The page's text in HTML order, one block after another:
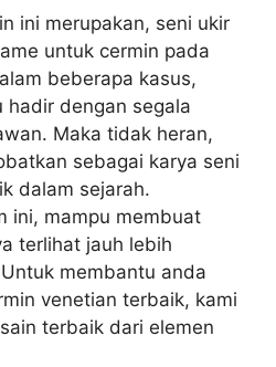
ini merupakan, seni ukir
untuk cermin pada
beberapa kasus,
hadir dengan segala
Maka tidak heran,
sebagai karya seni
dalam sejarah.
ini, mampu membuat
terlihat jauh lebih
membantu anda
venetian terbaik, kami
terbaik dari elemen